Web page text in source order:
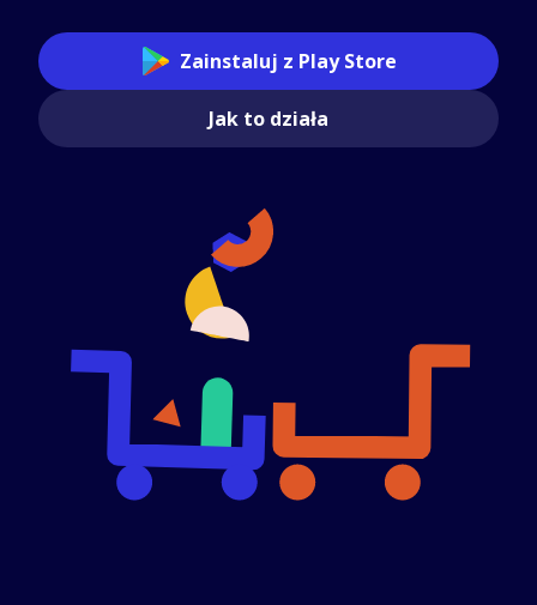
Zainstaluj z Play Store
Jak to działa